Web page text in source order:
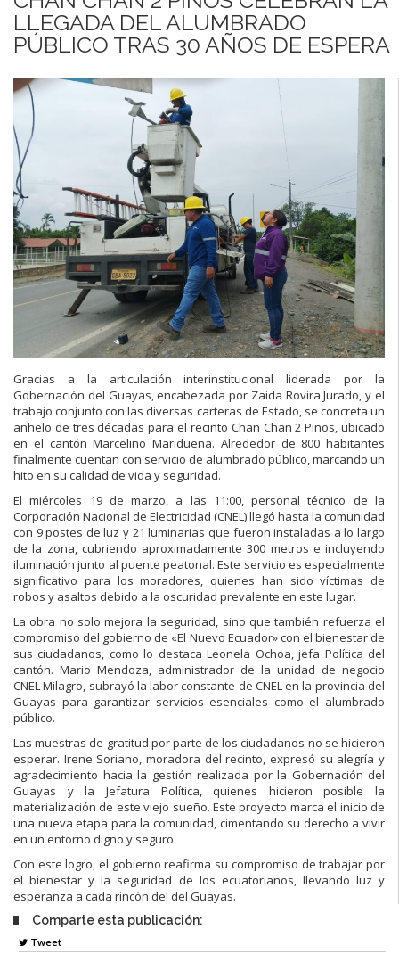
LLEGADA DEL ALUMBRADO
PÚBLICO TRAS 30 AÑOS DE ESPERA
Gracias a la articulación interinstitucional liderada por la
Gobernación del Guayas, encabezada por Zaida Rovira Jurado, y el
trabajo conjunto con las diversas carteras de Estado, se concreta un
anhelo de tres décadas para el recinto Chan Chan 2 Pinos, ubicado
en el cantón Marcelino Maridueña. Alrededor de 800 habitantes
finalmente cuentan con servicio de alumbrado público, marcando un
hito en su calidad de vida y seguridad.
El miércoles 19 de marzo, a las 11:00, personal técnico de la
Corporación Nacional de Electricidad (CNEL) llegó hasta la comunidad
con 9 postes de luz y 21 luminarias que fueron instaladas a lo largo
de la zona, cubriendo aproximadamente 300 metros e incluyendo
iluminación junto al puente peatonal. Este servicio es especialmente
significativo para los moradores, quienes han sido víctimas de
robos y asaltos debido a la oscuridad prevalente en este lugar.
La obra no solo mejora la seguridad, sino que también refuerza el
compromiso del gobierno de «El Nuevo Ecuador» con el bienestar de
sus ciudadanos, como lo destaca Leonela Ochoa, jefa Política del
cantón. Mario Mendoza, administrador de la unidad de negocio
CNEL Milagro, subrayó la labor constante de CNEL en la provincia del
Guayas para garantizar servicios esenciales como el alumbrado
público.
Las muestras de gratitud por parte de los ciudadanos no se hicieron
esperar. Irene Soriano, moradora del recinto, expresó su alegría y
agradecimiento hacia la gestión realizada por la Gobernación del
Guayas y la Jefatura Política, quienes hicieron posible la
materialización de este viejo sueño. Este proyecto marca el inicio de
una nueva etapa para la comunidad, cimentando su derecho a vivir
en un entorno digno y seguro.
Con este logro, el gobierno reafirma su compromiso de trabajar por
el bienestar y la seguridad de los ecuatorianos, llevando luz y
esperanza a cada rincón del del Guayas.
Comparte esta publicación:
Tweet